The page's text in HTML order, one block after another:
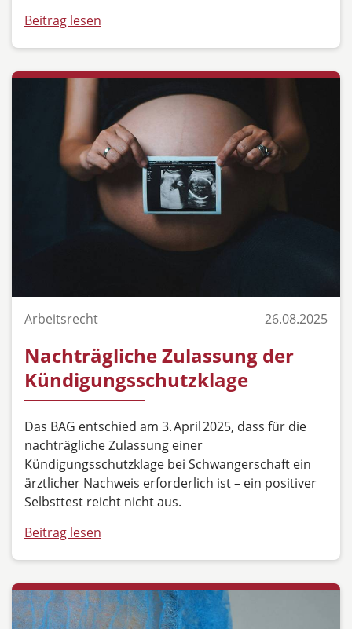
Beitrag lesen
Arbeitsrecht 26.08.2025
Nachträgliche Zulassung der
Kündigungsschutzklage
Das BAG entschied am 3. April 2025, dass für die
nachträgliche Zulassung einer
Kündigungsschutzklage bei Schwangerschaft ein
ärztlicher Nachweis erforderlich ist – ein positiver
Selbsttest reicht nicht aus.
Beitrag lesen